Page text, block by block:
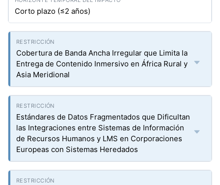
Corto plazo (≤2 años)
Cobertura de Banda Ancha Irregular que Limita la
Entrega de Contenido Inmersivo en África Rural y
Asia Meridional
Estándares de Datos Fragmentados que Dificultan
las Integraciones entre Sistemas de Información
de Recursos Humanos y LMS en Corporaciones
Europeas con Sistemas Heredados